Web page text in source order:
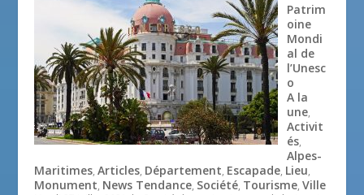
Patrim
oine
Mondi
al de
l’Unesc
o
A la
une,
Activit
és,
Alpes-
Maritimes,Articles, Département, Escapade, Lieu,
Monument, News Tendance, Société, Tourisme,Ville